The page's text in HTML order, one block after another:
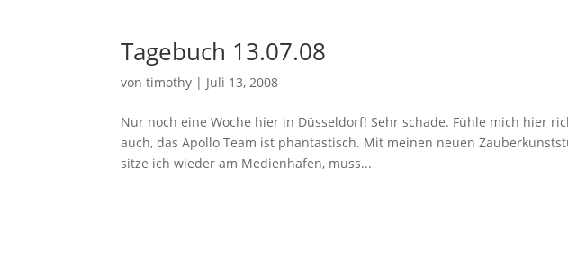
Tagebuch 13.07.08
vontimothy | Juli 13, 2008
Nur noch eine Woche hier in Düsseldorf! Sehr schade. Fühle mich hier
auch, das Apollo Team ist phantastisch. Mit meinen neuen
sitze ich wieder am Medienhafen, muss...